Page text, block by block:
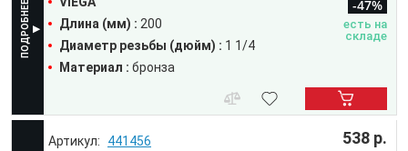
441456 538 р.
Длина (мм) : 200
Диаметр резьбы (дюйм) : 1 1/4
Материал : бронза
-47%
есть на
складе